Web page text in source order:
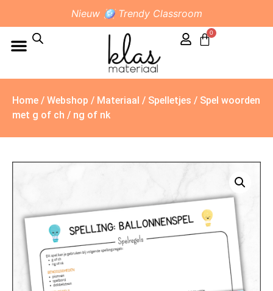
Nieuw 🪩 Trendy Classroom
0
Home / Webshop / Materiaal / Spelletjes / Spel woorden
met g of ch / ng of nk